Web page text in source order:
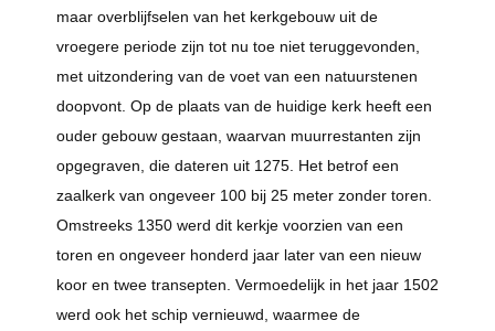
maar overblijfselen van het kerkgebouw uit de
vroegere periode zijn tot nu toe niet teruggevonden,
met uitzondering van de voet van een natuurstenen
doopvont. Op de plaats van de huidige kerk heeft een
ouder gebouw gestaan, waarvan muurrestanten zijn
opgegraven, die dateren uit 1275. Het betrof een
zaalkerk van ongeveer 100 bij 25 meter zonder toren.
Omstreeks 1350 werd dit kerkje voorzien van een
toren en ongeveer honderd jaar later van een nieuw
koor en twee transepten. Vermoedelijk in het jaar 1502
werd ook het schip vernieuwd, waarmee de